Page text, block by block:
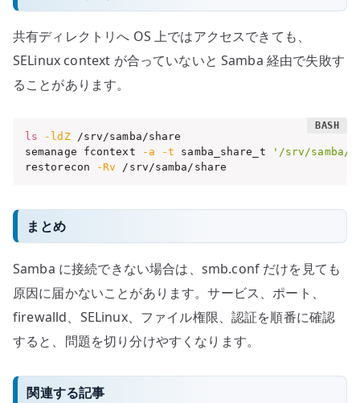
共有ディレクトリへ OS 上ではアクセスできても、
SELinux context が合っていないと Samba 経由で失敗す
ることがあります。
ls -ldZ /srv/samba/share
semanage fcontext
-a -t samba_share_t
'/srv/samba/
restorecon
-Rv /srv/samba/share
まとめ
Samba に接続できない場合は、smb.conf だけを見ても
原因に届かないことがあります。サービス、ポート、
firewalld、SELinux、ファイル権限、認証を順番に確認
すると、問題を切り分けやすくなります。
関連する記事